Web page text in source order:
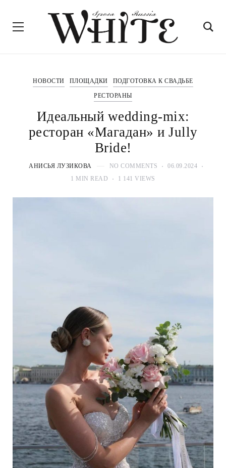
НОВОСТИ ПЛОЩАДКИ ПОДГОТОВКА К СВАДЬБЕ
РЕСТОРАНЫ
Идеальный wedding-mix:
ресторан «Магадан» и Jully
Bride!
АНИСЬЯ ЛУЗИКОВА NO COMMENTS
06.09.2024
1 MIN READ
1 141 VIEWS